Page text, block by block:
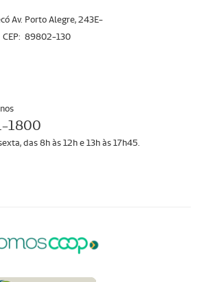
Av. Porto Alegre, 243E-
CEP: 89802-130
1800
das 8h às 12h e 13h às 17h45.